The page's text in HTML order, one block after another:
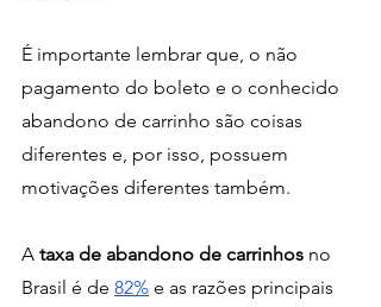
É importante lembrar que, o não
pagamento do boleto e o conhecido
abandono de carrinho são coisas
diferentes e, por isso, possuem
motivações diferentes também.
A taxa de abandono de carrinhos no
Brasil é de 82% e as razões principais